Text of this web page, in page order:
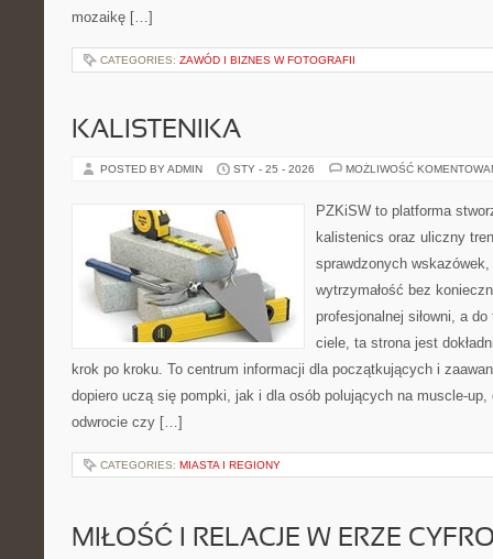
mozaikę […]
CATEGORIES: ZAWÓD I BIZNES W FOTOGRAFII
KALISTENIKA
POSTED BY ADMIN STY - 25 - 2026 MOŻLIWOŚĆ
PZKiSW to platforma
kalistenics oraz uliczny
sprawdzonych
wytrzymałość bez
profesjonalnej siłowni, a
ciele, ta strona jest
krok po kroku. To centrum informacji dla początkujących i
dopiero uczą się pompki, jak i dla osób polujących na muscle-up,
odwrocie czy […]
CATEGORIES: MIASTA I REGIONY
MIŁOŚĆ I RELACJE W ERZE